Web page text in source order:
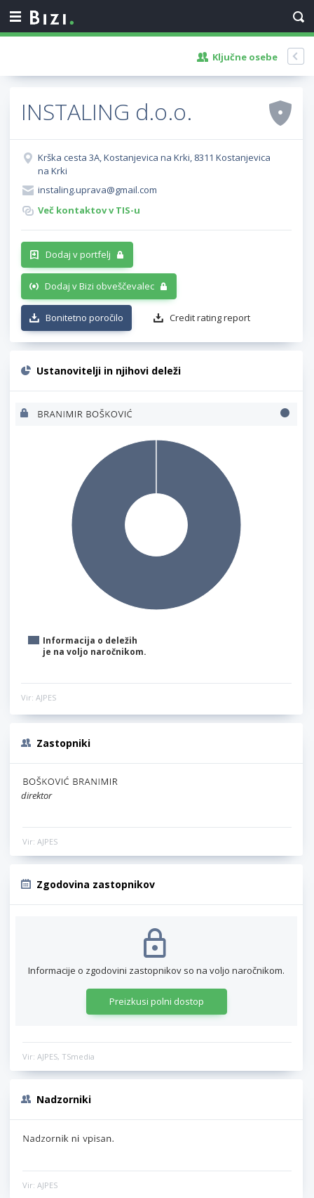
Ključne osebe
INSTALING d.o.o.
Krška cesta 3A, Kostanjevica na Krki, 8311 Kostanjevica
na Krki
instaling.uprava@gmail.com
Več kontaktov v TIS-u
Dodaj v portfelj
Dodaj v Bizi obveščevalec
Bonitetno poročilo Credit rating report
Ustanovitelji in njihovi deleži
Informacija o deležih
je na voljo naročnikom.
Vir: AJPES
Zastopniki
direktor
Vir: AJPES
Zgodovina zastopnikov
Informacije o zgodovini zastopnikov so na voljo naročnikom.
Preizkusi polni dostop
Vir: AJPES, TSmedia
Nadzorniki
Vir: AJPES